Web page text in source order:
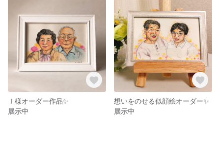
Ｉ様オーダー作品✨
展示中
想いをのせる似顔絵オーダー✨
展示中